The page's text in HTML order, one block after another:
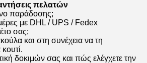
πελατών
παράδοσης;
με DHL / UPS / Fedex
σας;
και στη συνέχεια να τη
δοκιμών σας και πώς ελέγχετε την